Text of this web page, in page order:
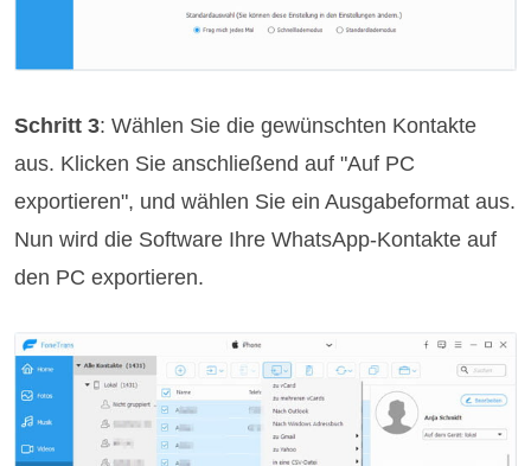
Schritt 3: Wählen Sie die gewünschten Kontakte
aus. Klicken Sie anschließend auf "Auf PC
exportieren", und wählen Sie ein Ausgabeformat aus.
Nun wird die Software Ihre WhatsApp-Kontakte auf
den PC exportieren.